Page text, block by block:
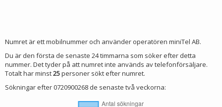
Numret är ett mobilnummer och använder operatören miniTel AB.
Du är den första de senaste 24 timmarna som söker efter detta
nummer. Det tyder på att numret inte används av telefonförsäljare.
Totalt har minst25personer sökt efter numret.
Sökningar efter 0720900268 de senaste två veckorna: